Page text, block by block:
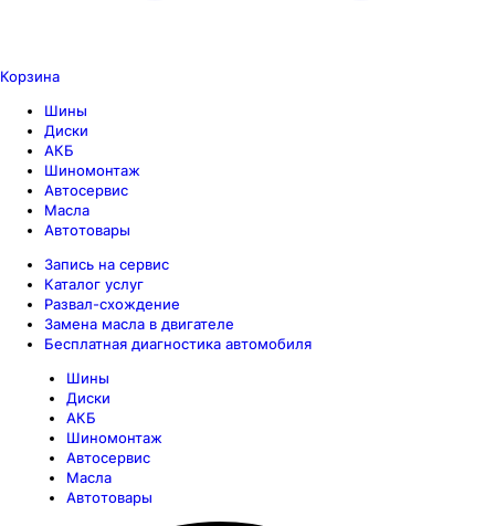
Корзина
Шины
Диски
АКБ
Шиномонтаж
Автосервис
Масла
Автотовары
Запись на сервис
Каталог услуг
Развал-схождение
Замена масла в двигателе
Бесплатная диагностика автомобиля
Шины
Диски
АКБ
Шиномонтаж
Автосервис
Масла
Автотовары